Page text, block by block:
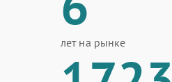
лет на рынке